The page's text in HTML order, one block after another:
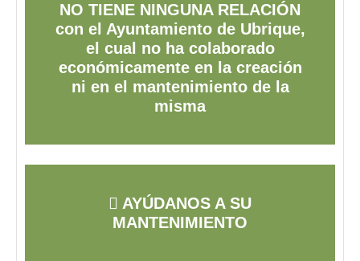
NO TIENE NINGUNA RELACIÓN
con el Ayuntamiento de Ubrique,
el cual no ha colaborado
económicamente en la creación
ni en el mantenimiento de la
misma
AYÚDANOS A SU
MANTENIMIENTO